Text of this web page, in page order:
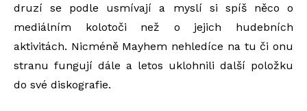
druzí se podle usmívají a myslí si spíš něco o
mediálním kolotoči než o jejich hudebních
aktivitách. Nicméně Mayhem nehledíce na tu či onu
stranu fungují dále a letos uklohnili další položku
do své diskografie.